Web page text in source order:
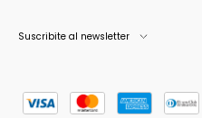
Suscribite al newsletter